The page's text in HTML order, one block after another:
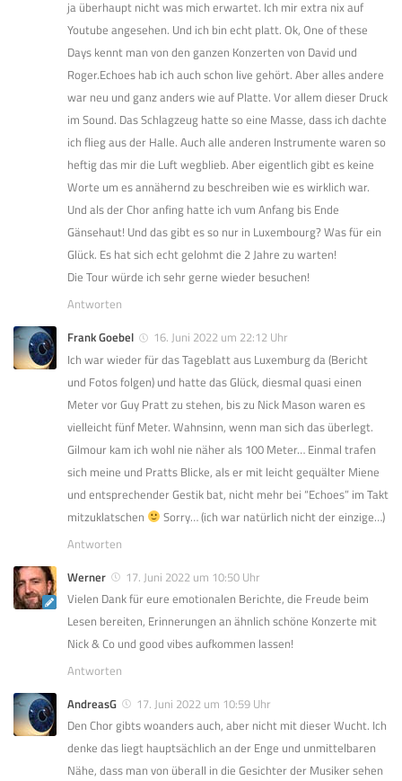
ja überhaupt nicht was mich erwartet. Ich mir extra nix auf
Youtube angesehen. Und ich bin echt platt. Ok, One of these
Days kennt man von den ganzen Konzerten von David und
Roger.Echoes hab ich auch schon live gehört. Aber alles andere
war neu und ganz anders wie auf Platte. Vor allem dieser Druck
im Sound. Das Schlagzeug hatte so eine Masse, dass ich dachte
ich flieg aus der Halle. Auch alle anderen Instrumente waren so
heftig das mir die Luft wegblieb. Aber eigentlich gibt es keine
Worte um es annähernd zu beschreiben wie es wirklich war.
Und als der Chor anfing hatte ich vum Anfang bis Ende
Gänsehaut! Und das gibt es so nur in Luxembourg? Was für ein
Glück. Es hat sich echt gelohmt die 2 Jahre zu warten!
Die Tour würde ich sehr gerne wieder besuchen!
Antworten
Frank Goebel
16. Juni 2022 um 22:12 Uhr
Ich war wieder für das Tageblatt aus Luxemburg da (Bericht
und Fotos folgen) und hatte das Glück, diesmal quasi einen
Meter vor Guy Pratt zu stehen, bis zu Nick Mason waren es
vielleicht fünf Meter. Wahnsinn, wenn man sich das überlegt.
Gilmour kam ich wohl nie näher als 100 Meter… Einmal trafen
sich meine und Pratts Blicke, als er mit leicht gequälter Miene
und entsprechender Gestik bat, nicht mehr bei “Echoes” im Takt
mitzuklatschen
Sorry… (ich war natürlich nicht der einzige…)
Antworten
Werner
17. Juni 2022 um 10:50 Uhr
Vielen Dank für eure emotionalen Berichte, die Freude beim
Lesen bereiten, Erinnerungen an ähnlich schöne Konzerte mit
Nick & Co und good vibes aufkommen lassen!
Antworten
AndreasG
17. Juni 2022 um 10:59 Uhr
Den Chor gibts woanders auch, aber nicht mit dieser Wucht. Ich
denke das liegt hauptsächlich an der Enge und unmittelbaren
Nähe, dass man von überall in die Gesichter der Musiker sehen